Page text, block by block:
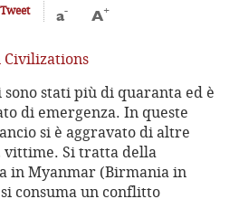
Tweet
a- A+
Civilizations
stati più di quaranta ed è
di emergenza. In queste
si è aggravato di altre
vittime. Si tratta della
in Myanmar (Birmania in
consuma un conflitto